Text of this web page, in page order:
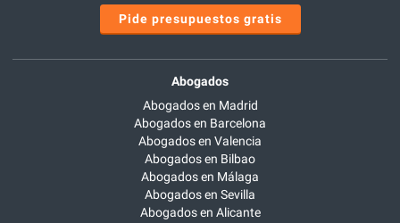
Pide presupuestos gratis
Abogados
Abogados en Madrid
Abogados en Barcelona
Abogados en Valencia
Abogados en Bilbao
Abogados en Málaga
Abogados en Sevilla
Abogados en Alicante